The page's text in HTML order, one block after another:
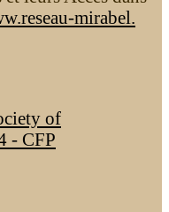
mirabel.
of
- CFP